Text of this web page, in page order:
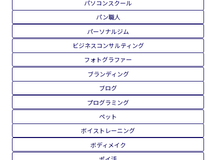
セールス
ダイエット
デザイン
ネイリスト
ハンドメイド
バカラ
バストアップ
パソコンスクール
パン職人
パーソナルジム
ビジネスコンサルティング